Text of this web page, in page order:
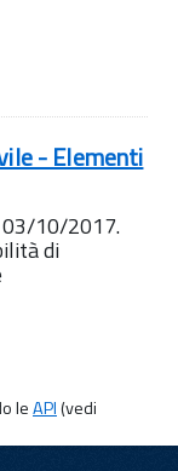
- Elementi
10/2017.
di
leAPI(vedi